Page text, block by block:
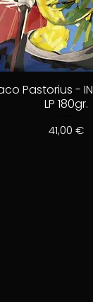
Pastorius -
LP 180gr.
Prix
41,00 €